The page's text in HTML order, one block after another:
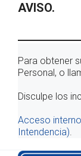
AVISO.
Para obtener
Personal, o
Disculpe los
Acceso
Intendencia)